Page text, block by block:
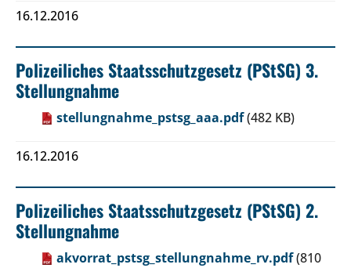
16.12.2016
Polizeiliches Staatsschutzgesetz (PStSG) 3.
Stellungnahme
stellungnahme_pstsg_aaa.pdf(482 KB)
16.12.2016
Polizeiliches Staatsschutzgesetz (PStSG) 2.
Stellungnahme
akvorrat_pstsg_stellungnahme_rv.pdf(810